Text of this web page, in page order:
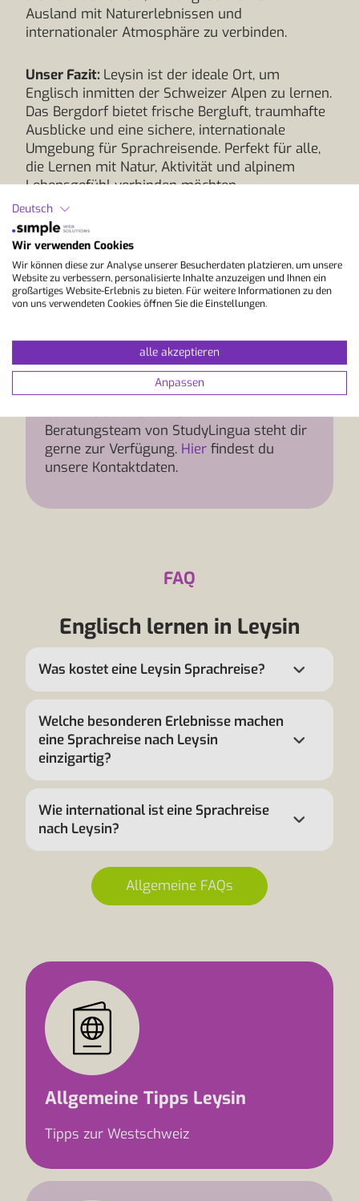
Ausland mit Naturerlebnissen und
internationaler Atmosphäre zu verbinden.
Unser Fazit: Leysin ist der ideale Ort, um
Englisch inmitten der Schweizer Alpen zu lernen.
Das Bergdorf bietet frische Bergluft, traumhafte
Ausblicke und eine sichere, internationale
Umgebung für Sprachreisende. Perfekt für alle,
die Lernen mit Natur, Aktivität und alpinem
Lebensgefühl verbinden möchten.
Info und Beratung
Hast du Fragen zum Programmverlauf,
der Anreise oder Unterkunft? Das
Beratungsteam von StudyLingua steht dir
gerne zur Verfügung. Hier findest du
unsere Kontaktdaten.
FAQ
Englisch lernen in Leysin
Was kostet eine Leysin Sprachreise?
Welche besonderen Erlebnisse machen
eine Sprachreise nach Leysin
einzigartig?
Wie international ist eine Sprachreise
nach Leysin?
Allgemeine FAQs
Allgemeine Tipps Leysin
Tipps zur Westschweiz
Deutsch
Wir verwenden Cookies
Wir können diese zur Analyse unserer Besucherdaten platzieren, um unsere
Website zu verbessern, personalisierte Inhalte anzuzeigen und Ihnen ein
großartiges Website-Erlebnis zu bieten. Für weitere Informationen zu den
von uns verwendeten Cookies öffnen Sie die Einstellungen.
alle akzeptieren
Anpassen